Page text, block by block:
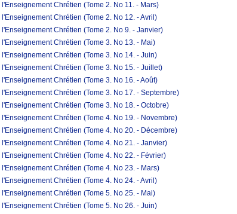
Chrétien (Tome 2. No 11. - Mars)
Chrétien (Tome 2. No 12. - Avril)
Chrétien (Tome 2. No 9. - Janvier)
Chrétien (Tome 3. No 13. - Mai)
Chrétien (Tome 3. No 14. - Juin)
Chrétien (Tome 3. No 15. - Juillet)
Chrétien (Tome 3. No 16. - Août)
Chrétien (Tome 3. No 17. - Septembre)
Chrétien (Tome 3. No 18. - Octobre)
Chrétien (Tome 4. No 19. - Novembre)
Chrétien (Tome 4. No 20. - Décembre)
Chrétien (Tome 4. No 21. - Janvier)
Chrétien (Tome 4. No 22. - Février)
Chrétien (Tome 4. No 23. - Mars)
Chrétien (Tome 4. No 24. - Avril)
Chrétien (Tome 5. No 25. - Mai)
Chrétien (Tome 5. No 26. - Juin)